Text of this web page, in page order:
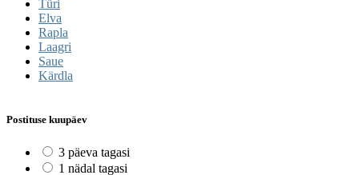
Türi
Elva
Rapla
Laagri
Saue
Kärdla
Postituse kuupäev
3 päeva tagasi
1 nädal tagasi